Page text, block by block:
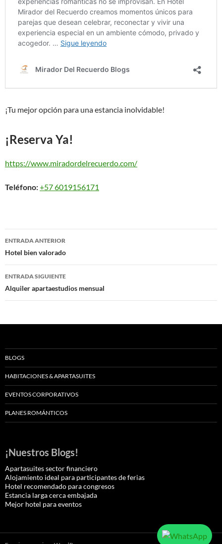
¡Tu mejor opción para una estancia inolvidable!
¡Reserva Ya!
https://www.miradordelrecuerdo.com/
Teléfono:+57 6019156171
Navegación
de
entradas
ENTRADA ANTERIOR
Hotel bien valorado
ENTRADA SIGUIENTE
Alquiler apartaestudios mensual
BLOGS
HABITACIONES & APARTASUITES
EVENTOS CORPORATIVOS
PLANES ROMÁNTICOS
¡Nuestros Blogs!
Apartasuites sector financiero
Alojamiento ideal para participantes de ferias
Hotel recomendado para congresos
Estancia larga cerca embajada
Mejor hotel para eventos